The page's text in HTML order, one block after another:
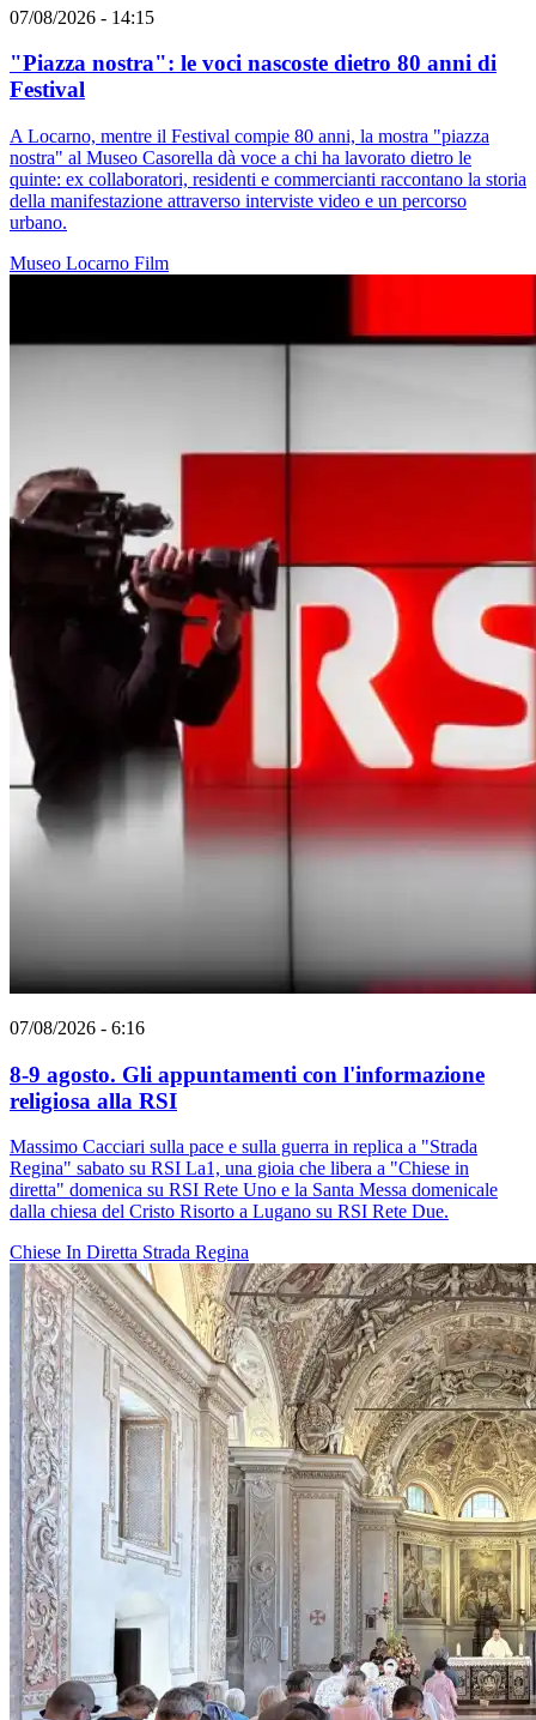
07/08/2026 - 14:15
"Piazza nostra": le voci nascoste dietro 80 anni di
Festival
A Locarno, mentre il Festival compie 80 anni, la mostra "piazza
nostra" al Museo Casorella dà voce a chi ha lavorato dietro le
quinte: ex collaboratori, residenti e commercianti raccontano la storia
della manifestazione attraverso interviste video e un percorso
urbano.
Museo Locarno Film
07/08/2026 - 6:16
8-9 agosto. Gli appuntamenti con l'informazione
religiosa alla RSI
Massimo Cacciari sulla pace e sulla guerra in replica a "Strada
Regina" sabato su RSI La1, una gioia che libera a "Chiese in
diretta" domenica su RSI Rete Uno e la Santa Messa domenicale
dalla chiesa del Cristo Risorto a Lugano su RSI Rete Due.
Chiese In Diretta Strada Regina